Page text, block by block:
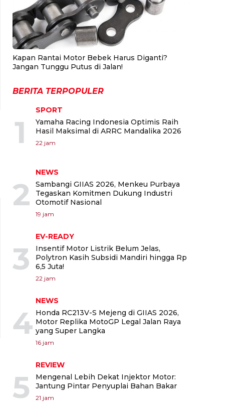
Kapan Rantai Motor Bebek Harus Diganti?
Jangan Tunggu Putus di Jalan!
BERITA TERPOPULER
1
SPORT
Yamaha Racing Indonesia Optimis Raih
Hasil Maksimal di ARRC Mandalika 2026
22 jam
2
NEWS
Sambangi GIIAS 2026, Menkeu Purbaya
Tegaskan Komitmen Dukung Industri
Otomotif Nasional
19 jam
3
EV-READY
Insentif Motor Listrik Belum Jelas,
Polytron Kasih Subsidi Mandiri hingga Rp
6,5 Juta!
22 jam
4
NEWS
Honda RC213V-S Mejeng di GIIAS 2026,
Motor Replika MotoGP Legal Jalan Raya
yang Super Langka
16 jam
5
REVIEW
Mengenal Lebih Dekat Injektor Motor:
Jantung Pintar Penyuplai Bahan Bakar
21 jam